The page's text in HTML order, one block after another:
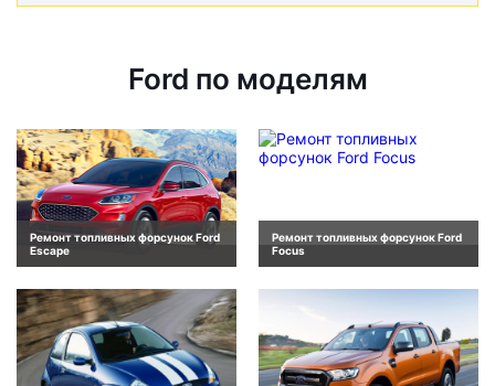
Ford по моделям
Ремонт топливных форсунок Ford
Escape
Ремонт топливных форсунок Ford
Focus